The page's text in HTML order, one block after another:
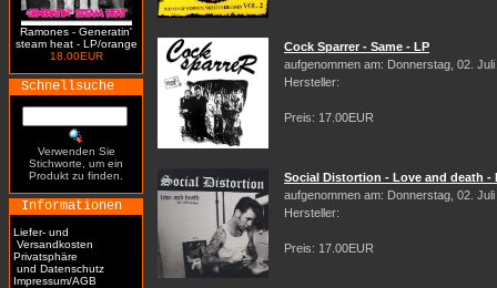
Ramones - Generatin'
steam heat - LP/orange
18.00EUR
Schnellsuche
Verwenden Sie
Stichworte, um ein
Produkt zu finden.
Informationen
Liefer- und
Versandkosten
Privatsphäre
und Datenschutz
Impressum/AGB
Cock Sparrer - Same - LP
aufgenommen am: Donnerstag, 02. Juli
Hersteller:
Preis: 17.00EUR
Social Distortion - Love and death -
aufgenommen am: Donnerstag, 02. Juli
Hersteller:
Preis: 17.00EUR